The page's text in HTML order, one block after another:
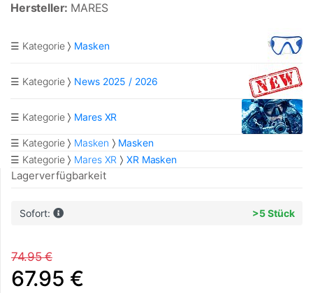
Hersteller: MARES
☰ Kategorie Masken
☰ Kategorie News 2025 / 2026
☰ Kategorie Mares XR
☰ Kategorie Masken
Masken
☰ Kategorie
Mares XR XR Masken
Lagerverfügbarkeit
Sofort: >5 Stück
74.95 €
67.95 €